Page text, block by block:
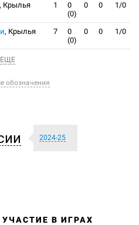
, Крылья
1
0
(0)
0 0 1/0
, Крылья
7
0
(0)
0 0 1/0
ЕЩЕ
обозначения
2024-25
УЧАСТИЕ В ИГРАХ